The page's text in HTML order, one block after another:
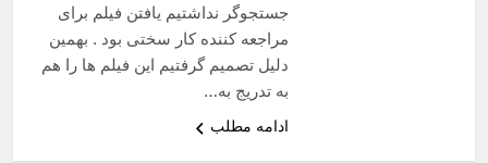
جستجوگر نداشتیم یافتن فیلم برای
مراجعه کننده کار سختی بود . بهمین
دلیل تصمیم گرفتیم این فیلم ها را هم
به تدریج به…
ادامه مطلب